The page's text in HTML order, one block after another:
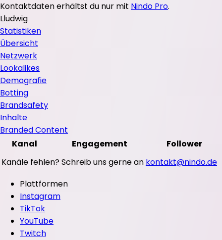
Kontaktdaten erhältst du nur mit Nindo Pro.
Lludwig
Statistiken
Übersicht
Netzwerk
Lookalikes
Demografie
Botting
Brandsafety
Inhalte
Branded Content
Kanal
Engagement
Follower
Kanäle fehlen? Schreib uns gerne an kontakt@nindo.de
Plattformen
Instagram
TikTok
YouTube
Twitch